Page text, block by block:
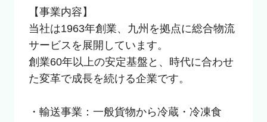
【事業内容】
当社は1963年創業、九州を拠点に総合物流
サービスを展開しています。
創業60年以上の安定基盤と、時代に合わせ
た変革で成長を続ける企業です。
・輸送事業：一般貨物から冷蔵・冷凍食